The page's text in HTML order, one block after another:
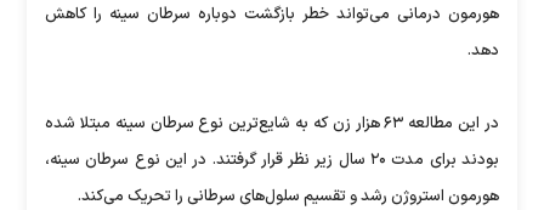
هورمون درمانی می‌تواند خطر بازگشت دوباره سرطان سینه را کاهش
دهد.
در این مطالعه ۶۳ هزار زن که به شایع‌ترین نوع سرطان سینه مبتلا شده
بودند برای مدت ۲۰ سال زیر نظر قرار گرفتند. در این نوع سرطان سینه،
هورمون استروژن رشد و تقسیم سلول‌های سرطانی را تحریک می‌کند.